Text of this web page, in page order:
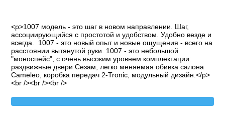
<p>1007 модель - это шаг в новом направлении. Шаг,
ассоциирующийся с простотой и удобством. Удобно везде и
всегда. 1007 - это новый опыт и новые ощущения - всего на
расстоянии вытянутой руки. 1007 - это небольшой
"моноспейс", с очень высоким уровнем комплектации:
раздвижные двери Сезам, легко меняемая обивка салона
Cameleo, коробка передач 2-Tronic, модульный дизайн.</p>
<br /><br /><br />